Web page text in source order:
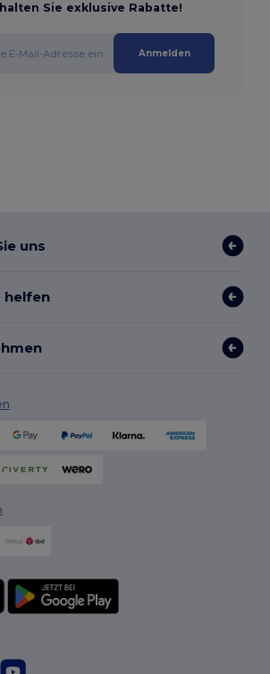
Sie exklusive Rabatte!
Anmelden
uns
helfen